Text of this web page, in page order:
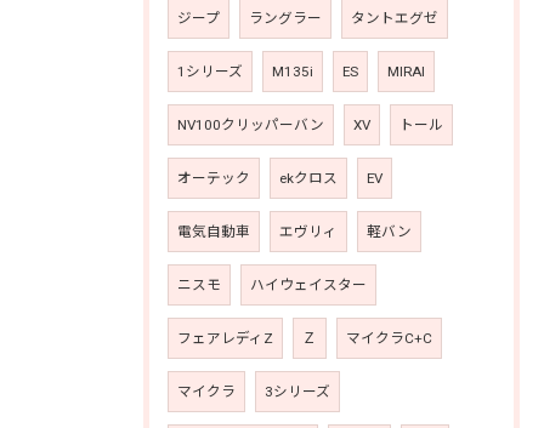
ジープ ラングラー タントエグゼ
1シリーズ M135i ES MIRAI
NV100クリッパーバン XV トール
オーテック ekクロス EV
電気自動車 エヴリィ 軽バン
ニスモ ハイウェイスター
フェアレディZ Ｚ マイクラC+C
マイクラ 3シリーズ